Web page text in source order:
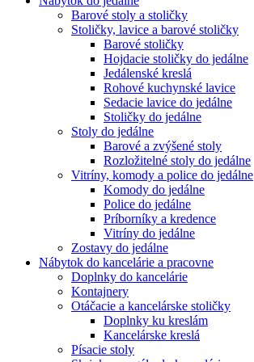
Barové stoly a stoličky
Stoličky, lavice a barové stoličky
Barové stoličky
Hojdacie stoličky do jedálne
Jedálenské kreslá
Rohové kuchynské lavice
Sedacie lavice do jedálne
Stoličky do jedálne
Stoly do jedálne
Barové a zvýšené stoly
Rozložitelné stoly do jedálne
Vitríny, komody a police do jedálne
Komody do jedálne
Police do jedálne
Príborníky a kredence
Vitríny do jedálne
Zostavy do jedálne
Nábytok do kancelárie a pracovne
Doplnky do kancelárie
Kontajnery
Otáčacie a kancelárske stoličky
Doplnky ku kreslám
Kancelárske kreslá
Písacie stoly